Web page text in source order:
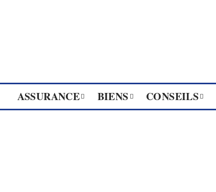
ASSURANCE BIENS CONSEILS